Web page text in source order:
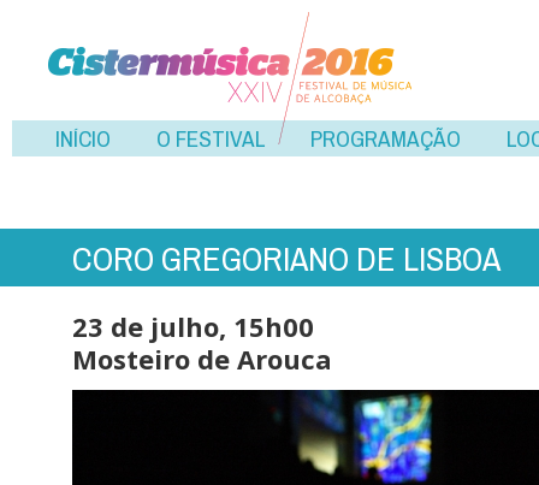
INÍCIO O FESTIVAL PROGRAMAÇÃO
CORO GREGORIANO DE LISBOA
23 de julho, 15h00
Mosteiro de Arouca